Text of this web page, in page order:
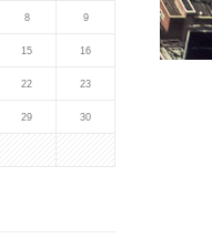
8 9
15 16
22 23
29 30